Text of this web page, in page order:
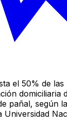
el 50% de
domiciliaria
pañal, según
Universidad